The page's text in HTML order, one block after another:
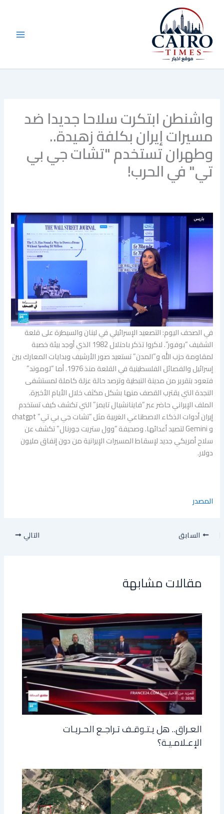
المحتوى
واشنطن ابتكرت سلاحا جديدا ضد
مسيرات إيران بكلفة زهيدة..
وطهران تستخدم "تشات جي بي
تي" في الحرب!
في الصحف اليوم: التصعيد الإسرائيلي في لبنان والسيطرة على قلعة
الشقيف “بوفور”. لاكروا تذكر باحتلال 1982 الذي أوجد بيئة خصبة
لمقاومة حزب الله و”المدن” تستعيد صور الأرشيف وبدايات المعارك بين
إسرائيل والفصائل الفلسطينية في القلعة منذ 1976. أما “لوموند”
فتعود بتقرير من مدينة النبطية وترصد حالة عزلة كاملة لمستشفى
النجدة التي يقترب القصف منها بشكل مكثف خلال الأيام الأخيرة.
الملف الإيراني حاضر عبر “فاينانشيال تايمز” التي تكشف كيف تستخدم
إيران أدوات الذكاء الاصطناعي الغربية مثل “تشات جي بي تي” chatgpt
و Gemini لتصيد أعدائها. وصحيفة “وول ستريت جورنال” تكشف عن
سلاح أمريكي جديد لإسقاط المسيرات الإيرانية من دون إنفاق مليون
دولار.
المصدر
السابق التالي
مقالات مشابهة
العـراق.. هل يـتـوقـف تـراجـع الحـريـات
الإعـلامـيـة؟